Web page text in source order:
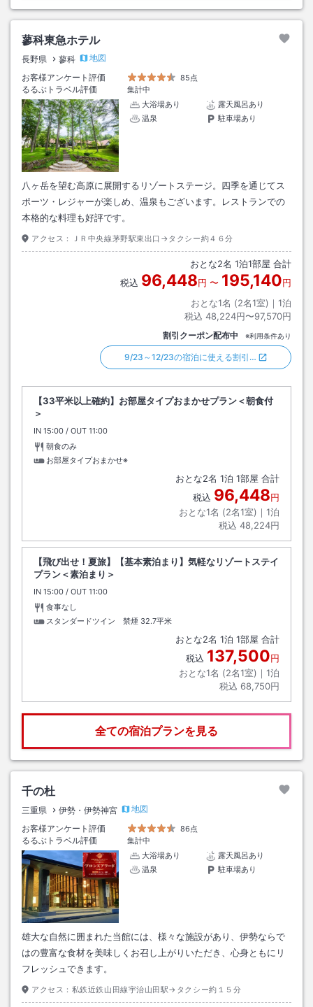
蓼科東急ホテル
長野県 蓼科
地図
お客様アンケート評価
85点
るるぶトラベル評価
集計中
大浴場あり
露天風呂あり
温泉
駐車場あり
八ヶ岳を望む高原に展開するリゾートステージ。四季を通じてス
ポーツ・レジャーが楽しめ、温泉もございます。レストランでの
本格的な料理も好評です。
アクセス： ＪＲ中央線茅野駅東出口→タクシー約４６分
おとな2名 1泊1部屋 合計
税込 96,448円 〜 195,140円
おとな1名 (2名1室)｜ 1泊
税込 48,224円〜97,570円
割引クーポン配布中 ※利用条件あり
9/23～12/23の宿泊に使える割引…
【33平米以上確約】お部屋タイプおまかせプラン＜朝食付
＞
IN チェックイン
15:00 / OUT チェックアウト
11:00
朝食のみ
お部屋タイプおまかせ※
おとな2名 1泊 1部屋 合計
税込 96,448円
おとな1名 (2名1室)｜ 1泊
税込 48,224円
【飛び出せ！夏旅】【基本素泊まり】気軽なリゾートステイ
プラン＜素泊まり＞
IN チェックイン
15:00 / OUT チェックアウト
11:00
食事なし
スタンダードツイン 禁煙 32.7平米
おとな2名 1泊 1部屋 合計
税込 137,500円
おとな1名 (2名1室)｜ 1泊
税込 68,750円
全ての宿泊プランを見る
千の杜
三重県 伊勢・伊勢神宮
地図
お客様アンケート評価
86点
るるぶトラベル評価
集計中
大浴場あり
露天風呂あり
温泉
駐車場あり
雄大な自然に囲まれた当館には、様々な施設があり、伊勢ならで
はの豊富な食材を美味しくお召し上がりいただき、心身ともにリ
フレッシュできます。
アクセス： 私鉄近鉄山田線宇治山田駅→タクシー約１５分